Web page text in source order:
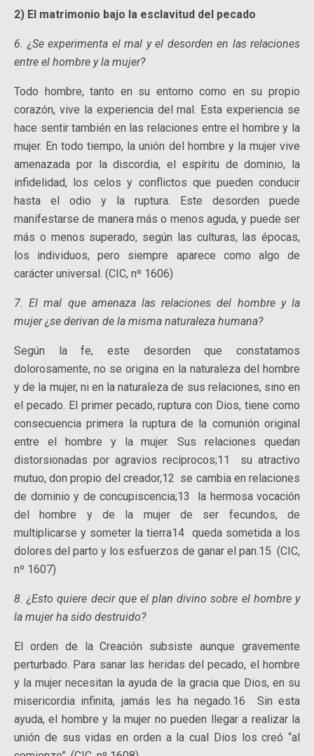
2) El matrimonio bajo la esclavitud del pecado
6. ¿Se experimenta el mal y el desorden en las relaciones
entre el hombre y la mujer?
Todo hombre, tanto en su entorno como en su propio
corazón, vive la experiencia del mal. Esta experiencia se
hace sentir también en las relaciones entre el hombre y la
mujer. En todo tiempo, la unión del hombre y la mujer vive
amenazada por la discordia, el espíritu de dominio, la
infidelidad, los celos y conflictos que pueden conducir
hasta el odio y la ruptura. Este desorden puede
manifestarse de manera más o menos aguda, y puede ser
más o menos superado, según las culturas, las épocas,
los individuos, pero siempre aparece como algo de
carácter universal. (CIC, nº 1606)
7. El mal que amenaza las relaciones del hombre y la
mujer ¿se derivan de la misma naturaleza humana?
Según la fe, este desorden que constatamos
dolorosamente, no se origina en la naturaleza del hombre
y de la mujer, ni en la naturaleza de sus relaciones, sino en
el pecado. El primer pecado, ruptura con Dios, tiene como
consecuencia primera la ruptura de la comunión original
entre el hombre y la mujer. Sus relaciones quedan
distorsionadas por agravios recíprocos;11 su atractivo
mutuo, don propio del creador,12 se cambia en relaciones
de dominio y de concupiscencia;13 la hermosa vocación
del hombre y de la mujer de ser fecundos, de
multiplicarse y someter la tierra14 queda sometida a los
dolores del parto y los esfuerzos de ganar el pan.15 (CIC,
nº 1607)
8. ¿Esto quiere decir que el plan divino sobre el hombre y
la mujer ha sido destruido?
El orden de la Creación subsiste aunque gravemente
perturbado. Para sanar las heridas del pecado, el hombre
y la mujer necesitan la ayuda de la gracia que Dios, en su
misericordia infinita, jamás les ha negado.16 Sin esta
ayuda, el hombre y la mujer no pueden llegar a realizar la
unión de sus vidas en orden a la cual Dios los creó “al